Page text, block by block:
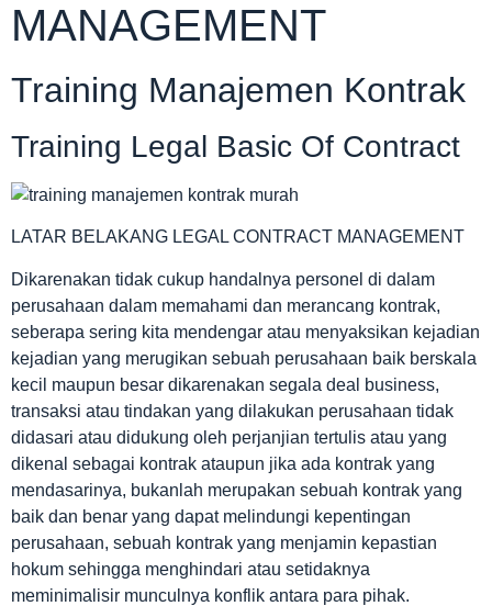
MANAGEMENT
Training Manajemen Kontrak
Training Legal Basic Of Contract
LATAR BELAKANG LEGAL CONTRACT MANAGEMENT
Dikarenakan tidak cukup handalnya personel di dalam
perusahaan dalam memahami dan merancang kontrak,
seberapa sering kita mendengar atau menyaksikan kejadian
kejadian yang merugikan sebuah perusahaan baik berskala
kecil maupun besar dikarenakan segala deal business,
transaksi atau tindakan yang dilakukan perusahaan tidak
didasari atau didukung oleh perjanjian tertulis atau yang
dikenal sebagai kontrak ataupun jika ada kontrak yang
mendasarinya, bukanlah merupakan sebuah kontrak yang
baik dan benar yang dapat melindungi kepentingan
perusahaan, sebuah kontrak yang menjamin kepastian
hokum sehingga menghindari atau setidaknya
meminimalisir munculnya konflik antara para pihak.